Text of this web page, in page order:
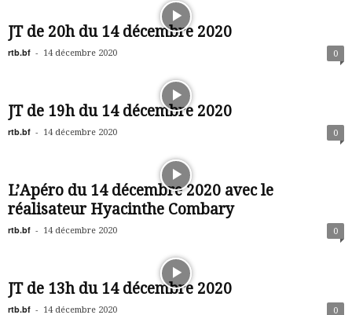
JT de 20h du 14 décembre 2020
rtb.bf - 14 décembre 2020 0
JT de 19h du 14 décembre 2020
rtb.bf - 14 décembre 2020 0
L’Apéro du 14 décembre 2020 avec le
réalisateur Hyacinthe Combary
rtb.bf - 14 décembre 2020 0
JT de 13h du 14 décembre 2020
rtb.bf - 14 décembre 2020 0